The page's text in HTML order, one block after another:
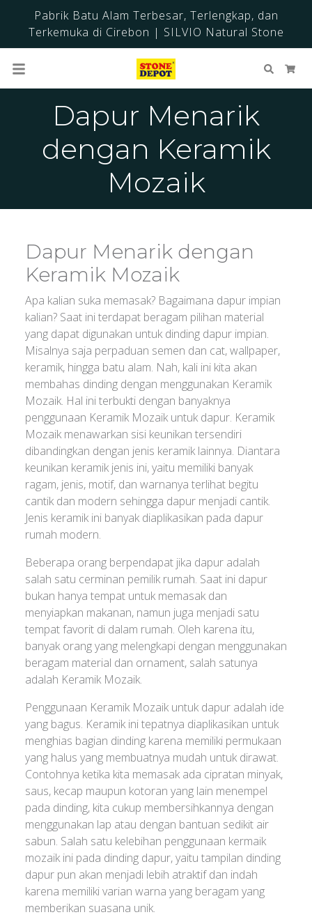
Pabrik Batu Alam Terbesar, Terlengkap, dan
Terkemuka di Cirebon | SILVIO Natural Stone
Cari
Dapur Menarik
dengan Keramik
Mozaik
Dapur Menarik dengan
Keramik Mozaik
Apa kalian suka memasak? Bagaimana dapur impian
kalian? Saat ini terdapat beragam pilihan material
yang dapat digunakan untuk dinding dapur impian.
Misalnya saja perpaduan semen dan cat, wallpaper,
keramik, hingga batu alam. Nah, kali ini kita akan
membahas dinding dengan menggunakan Keramik
Mozaik. Hal ini terbukti dengan banyaknya
penggunaan Keramik Mozaik untuk dapur. Keramik
Mozaik menawarkan sisi keunikan tersendiri
dibandingkan dengan jenis keramik lainnya. Diantara
keunikan keramik jenis ini, yaitu memiliki banyak
ragam, jenis, motif, dan warnanya terlihat begitu
cantik dan modern sehingga dapur menjadi cantik.
Jenis keramik ini banyak diaplikasikan pada dapur
rumah modern.
Beberapa orang berpendapat jika dapur adalah
salah satu cerminan pemilik rumah. Saat ini dapur
bukan hanya tempat untuk memasak dan
menyiapkan makanan, namun juga menjadi satu
tempat favorit di dalam rumah. Oleh karena itu,
banyak orang yang melengkapi dengan menggunakan
beragam material dan ornament, salah satunya
adalah Keramik Mozaik.
Penggunaan Keramik Mozaik untuk dapur adalah ide
yang bagus. Keramik ini tepatnya diaplikasikan untuk
menghias bagian dinding karena memiliki permukaan
yang halus yang membuatnya mudah untuk dirawat.
Contohnya ketika kita memasak ada cipratan minyak,
saus, kecap maupun kotoran yang lain menempel
pada dinding, kita cukup membersihkannya dengan
menggunakan lap atau dengan bantuan sedikit air
sabun. Salah satu kelebihan penggunaan kermaik
mozaik ini pada dinding dapur, yaitu tampilan dinding
dapur pun akan menjadi lebih atraktif dan indah
karena memiliki varian warna yang beragam yang
memberikan suasana unik.